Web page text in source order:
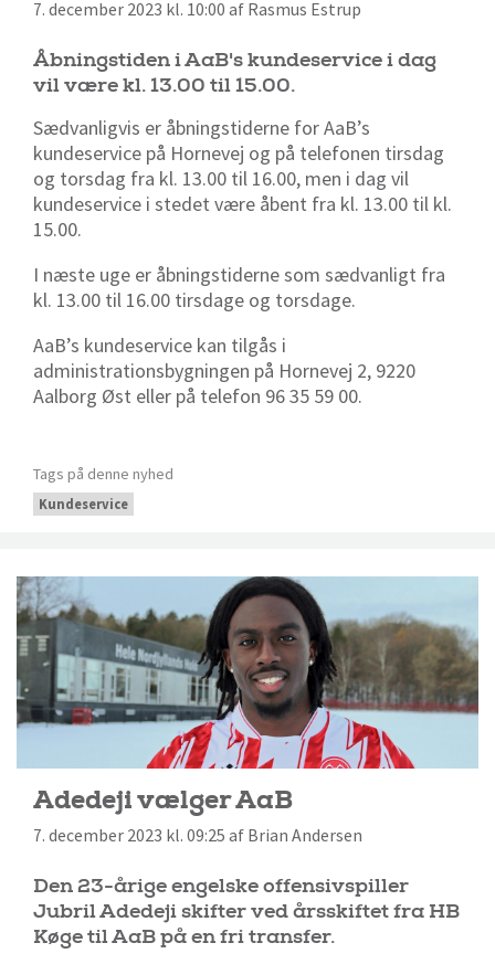
7. december 2023 kl. 10:00 af Rasmus Estrup
Åbningstiden i AaB's kundeservice i dag
vil være kl. 13.00 til 15.00.
Sædvanligvis er åbningstiderne for AaB’s
kundeservice på Hornevej og på telefonen tirsdag
og torsdag fra kl. 13.00 til 16.00, men i dag vil
kundeservice i stedet være åbent fra kl. 13.00 til kl.
15.00.
I næste uge er åbningstiderne som sædvanligt fra
kl. 13.00 til 16.00 tirsdage og torsdage.
AaB’s kundeservice kan tilgås i
administrationsbygningen på Hornevej 2, 9220
Aalborg Øst eller på telefon 96 35 59 00.
Tags på denne nyhed
Kundeservice
Adedeji vælger AaB
7. december 2023 kl. 09:25 af Brian Andersen
Den 23-årige engelske offensivspiller
Jubril Adedeji skifter ved årsskiftet fra HB
Køge til AaB på en fri transfer.